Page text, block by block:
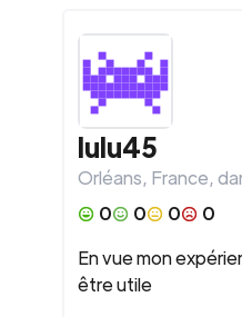
lulu45
Orléans, France,
0
0 0
0
En vue mon
être utile